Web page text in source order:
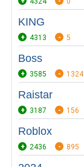
KING
4313 5
Boss
3585 1324
Raistar
3187 156
Roblox
2436 895